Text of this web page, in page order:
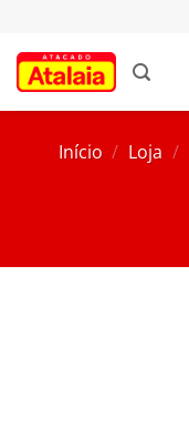
conteúdo
Início / Loja /